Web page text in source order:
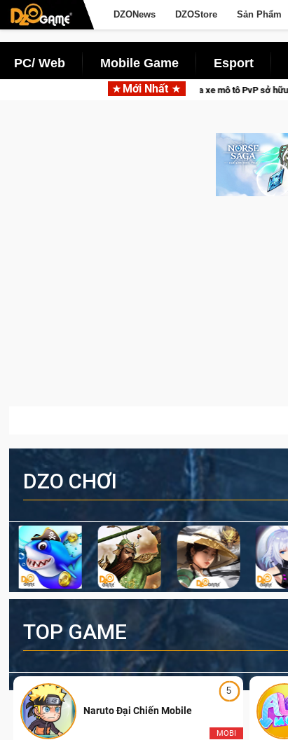
DZONews DZOStore Sản Phẩm
PC/ Web Mobile Game Esport
Mới Nhất
– Game đua xe mô tô PvP sở hữu vật lý siêu thực
DZO CHƠI
TOP GAME
5
MOBI
Naruto Đại Chiến Mobile